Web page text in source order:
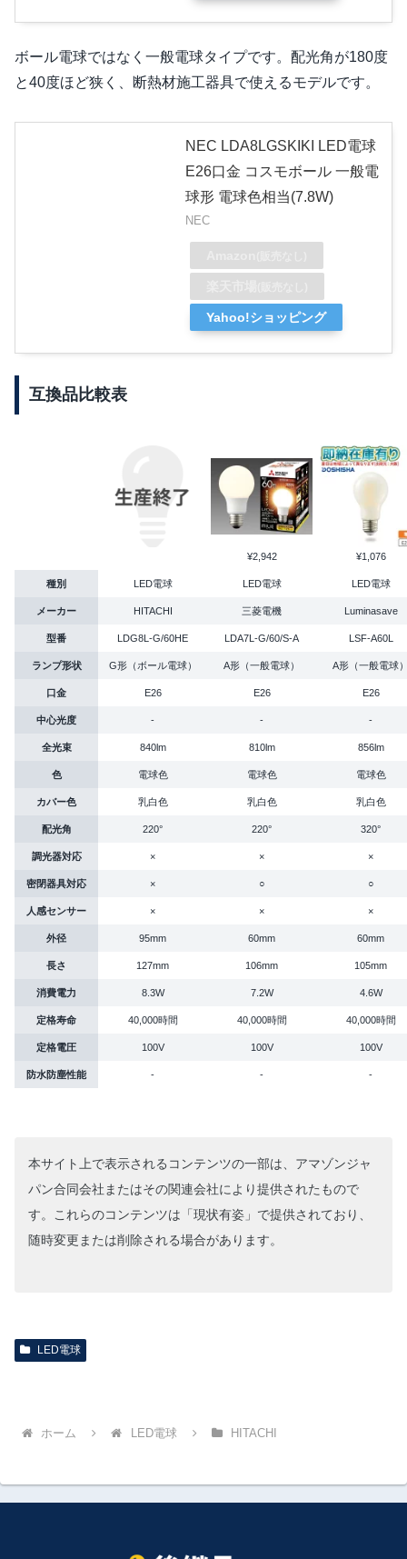
ボール電球ではなく一般電球タイプです。配光角が180度
と40度ほど狭く、断熱材施工器具で使えるモデルです。
NEC LDA8LGSKIKI LED電球
E26口金 コスモボール 一般電
球形 電球色相当(7.8W)
NEC
Yahoo!ショッピング
互換品比較表
¥2,942 ¥1,076
種別 LED電球 LED電球 LED電球
メーカー HITACHI 三菱電機 Luminasave
型番 LDG8L-G/60HE LDA7L-G/60/S-A LSF-A60L
ランプ形状 G形（ボール電球） A形（一般電球） A形（一般電球
口金 E26 E26 E26
中心光度 - - -
全光束 840lm 810lm 856lm
色 電球色 電球色 電球色
カバー色 乳白色 乳白色 乳白色
配光角 220° 220° 320°
調光器対応 × × ×
密閉器具対応 × ○ ○
人感センサー × × ×
外径 95mm 60mm 60mm
長さ 127mm 106mm 105mm
消費電力 8.3W 7.2W 4.6W
定格寿命 40,000時間 40,000時間 40,000時間
定格電圧 100V 100V 100V
防水防塵性能 - - -
本サイト上で表示されるコンテンツの一部は、アマゾンジャ
パン合同会社またはその関連会社により提供されたもので
す。これらのコンテンツは「現状有姿」で提供されており、
随時変更または削除される場合があります。
LED電球
ホーム LED電球 HITACHI